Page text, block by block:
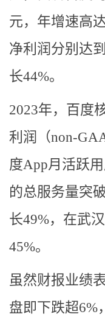
元，年增速高
净利润分别达
长44%。
2023年，百度
利润（non-
度App月活跃
的总服务量突
长49%，在武
45%。
虽然财报业绩
盘即下跌超6%